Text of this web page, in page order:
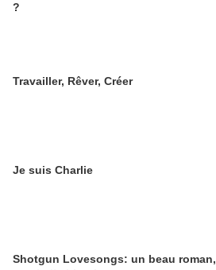
?
Travailler, Rêver, Créer
Je suis Charlie
Shotgun Lovesongs: un beau roman,